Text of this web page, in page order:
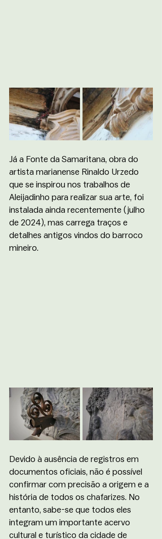
Já a Fonte da Samaritana, obra do
artista marianense Rinaldo Urzedo
que se inspirou nos trabalhos de
Aleijadinho para realizar sua arte, foi
instalada ainda recentemente (julho
de 2024), mas carrega traços e
detalhes antigos vindos do barroco
mineiro.
Devido à ausência de registros em
documentos oficiais, não é possível
confirmar com precisão a origem e a
história de todos os chafarizes. No
entanto, sabe-se que todos eles
integram um importante acervo
cultural e turístico da cidade de